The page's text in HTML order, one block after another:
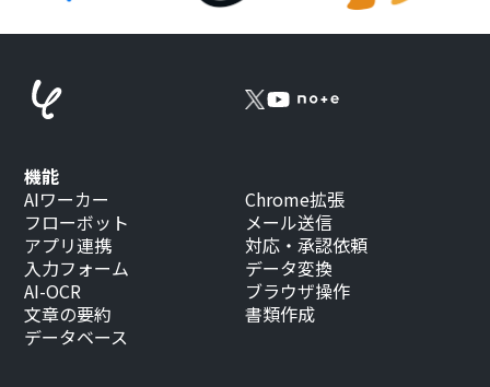
機能
AIワーカー
フローボット
アプリ連携
入力フォーム
AI-OCR
文章の要約
データベース
Chrome拡張
メール送信
対応・承認依頼
データ変換
ブラウザ操作
書類作成